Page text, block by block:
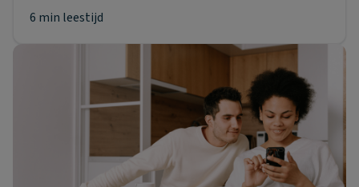
6 min leestijd